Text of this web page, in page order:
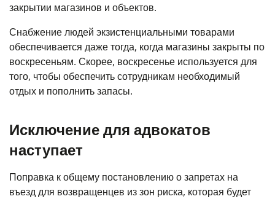
закрытии магазинов и объектов.
Снабжение людей экзистенциальными товарами
обеспечивается даже тогда, когда магазины закрыты по
воскресеньям. Скорее, воскресенье используется для
того, чтобы обеспечить сотрудникам необходимый
отдых и пополнить запасы.
Исключение для адвокатов
наступает
Поправка к общему постановлению о запретах на
въезд для возвращенцев из зон риска, которая будет